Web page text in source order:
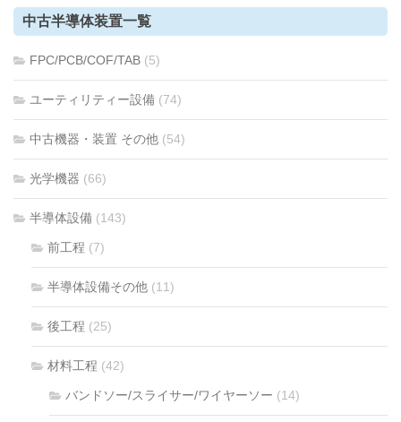
中古半導体装置一覧
FPC/PCB/COF/TAB (5)
ユーティリティー設備 (74)
中古機器・装置 その他 (54)
光学機器 (66)
半導体設備 (143)
前工程 (7)
半導体設備その他 (11)
後工程 (25)
材料工程 (42)
バンドソー/スライサー/ワイヤーソー (14)